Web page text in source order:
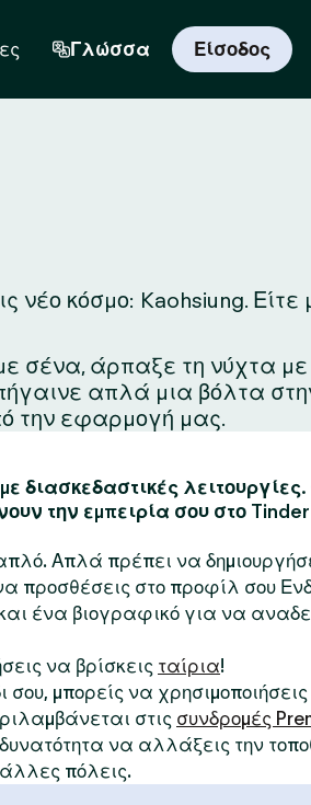
Γλώσσα Είσοδος
κόσμο: Kaohsiung. Είτε
σένα, άρπαξε τη νύχτα
απλά μια βόλτα
την εφαρμογή μας.
διασκεδαστικές λειτουργίες.
την εμπειρία σου στο
Απλά πρέπει να
προσθέσεις στο προφίλ σου
ένα βιογραφικό για να
να βρίσκεις ταίρια!
σου, μπορείς να χρησιμοποιήσεις
στις συνδρομές
δυνατότητα να αλλάξεις την
πόλεις.